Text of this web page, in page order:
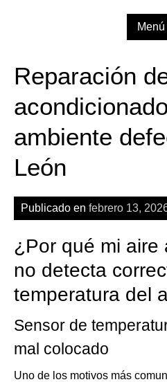
Menú
Reparación
ambiente
León
Publicado en febrero 13,
¿Por qué mi aire
no detecta
temperatura del
Sensor de
mal colocado
Uno de los motivos más